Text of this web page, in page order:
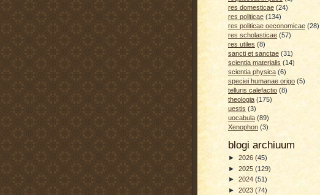
res domesticae (24)
res politicae (134)
res politicae oeconomicae (28)
res scholasticae (57)
res utiles (8)
sancti et sanctae (31)
scientia materialis (14)
scientia physica (6)
speciei humanae origo (5)
telluris calefactio (8)
theologia (175)
uestis (3)
uocabula (89)
Xenophon (3)
blogi archiuum
► 2026 (45)
► 2025 (129)
► 2024 (51)
► 2023 (74)